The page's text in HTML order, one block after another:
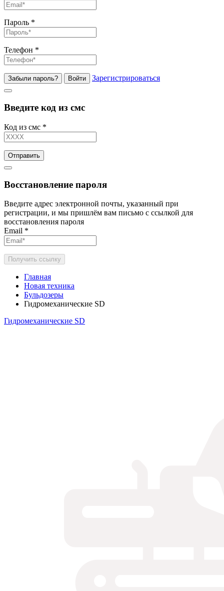
Пароль *
Телефон *
Забыли пароль? Войти Зарегистрироваться
Введите код из смс
Код из смс *
Отправить
Восстановление пароля
Введите адрес электронной почты, указанный при
регистрации, и мы пришлём вам письмо с ссылкой для
восстановления пароля
Email *
Получить ссылку
Главная
Новая техника
Бульдозеры
Гидромеханические SD
Гидромеханические SD